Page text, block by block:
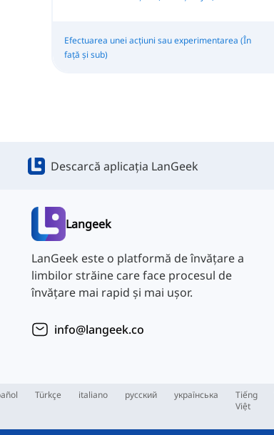
Efectuarea unei acțiuni sau experimentarea (În
față și sub)
Descarcă aplicația LanGeek
Langeek
LanGeek este o platformă de învățare a
limbilor străine care face procesul de
învățare mai rapid și mai ușor.
info@langeek.co
Türkçe italiano русский українська
Tiếng
Việt